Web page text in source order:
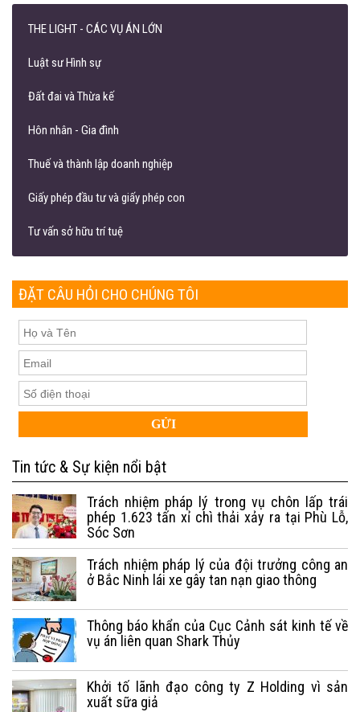
THE LIGHT - CÁC VỤ ÁN LỚN
Luật sư Hình sự
Đất đai và Thừa kế
Hôn nhân - Gia đình
Thuế và thành lập doanh nghiệp
Giấy phép đầu tư và giấy phép con
Tư vấn sở hữu trí tuệ
ĐẶT CÂU HỎI CHO CHÚNG TÔI
Tin tức & Sự kiện nổi bật
Trách nhiệm pháp lý trong vụ chôn lấp trái
phép 1.623 tấn xỉ chì thải xảy ra tại Phù Lỗ,
Sóc Sơn
Trách nhiệm pháp lý của đội trưởng công an
ở Bắc Ninh lái xe gây tan nạn giao thông
Thông báo khẩn của Cục Cảnh sát kinh tế về
vụ án liên quan Shark Thủy
Khởi tố lãnh đạo công ty Z Holding vì sản
xuất sữa giả